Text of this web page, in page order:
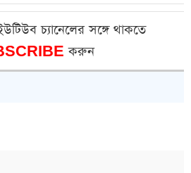
চ্যানেলের সঙ্গে থাকতে
করুন